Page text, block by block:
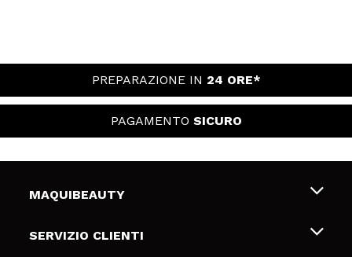
PREPARAZIONE IN 24 ORE*
PAGAMENTO SICURO
MAQUIBEAUTY
Chi siamo
SERVIZIO CLIENTI